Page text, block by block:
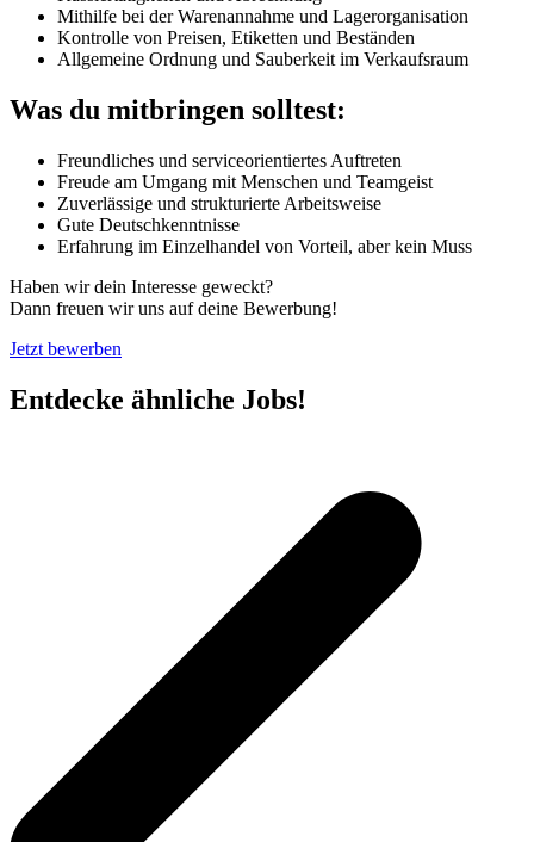
Mithilfe bei der Warenannahme und Lagerorganisation
Kontrolle von Preisen, Etiketten und Beständen
Allgemeine Ordnung und Sauberkeit im Verkaufsraum
Was du mitbringen solltest:
Freundliches und serviceorientiertes Auftreten
Freude am Umgang mit Menschen und Teamgeist
Zuverlässige und strukturierte Arbeitsweise
Gute Deutschkenntnisse
Erfahrung im Einzelhandel von Vorteil, aber kein Muss
Haben wir dein Interesse geweckt?
Dann freuen wir uns auf deine Bewerbung!
Jetzt bewerben
Entdecke ähnliche Jobs!